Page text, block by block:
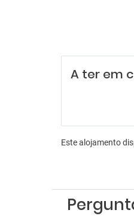
A ter em
Este alojamento